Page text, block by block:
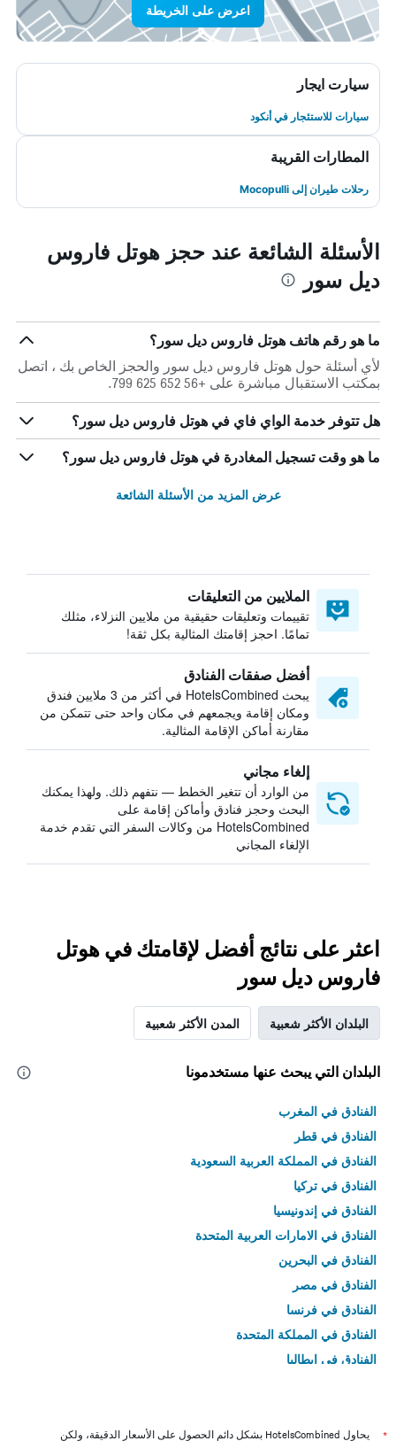
اعرض على الخريطة
سيارت ايجار
سيارات للاستئجار في أنكود
المطارات القريبة
رحلات طيران إلى Mocopulli
الأسئلة الشائعة عند حجز هوتل فاروس
ديل سور
ما هو رقم هاتف هوتل فاروس ديل سور؟
لأي أسئلة حول هوتل فاروس ديل سور والحجز الخاص بك ، اتصل
بمكتب الاستقبال مباشرة على +56 652 625 799.
هل تتوفر خدمة الواي فاي في هوتل فاروس ديل سور؟
ما هو وقت تسجيل المغادرة في هوتل فاروس ديل سور؟
عرض المزيد من الأسئلة الشائعة
الملايين من التعليقات
تقييمات وتعليقات حقيقية من ملايين النزلاء، مثلك
تمامًا. احجز إقامتك المثالية بكل ثقة!
أفضل صفقات الفنادق
يبحث HotelsCombined في أكثر من 3 ملايين فندق
ومكان إقامة ويجمعهم في مكان واحد حتى تتمكن من
مقارنة أماكن الإقامة المثالية.
إلغاء مجاني
من الوارد أن تتغير الخطط — نتفهم ذلك. ولهذا يمكنك
البحث وحجز فنادق وأماكن إقامة على
HotelsCombined من وكالات السفر التي تقدم خدمة
الإلغاء المجاني
اعثر على نتائج أفضل لإقامتك في هوتل
فاروس ديل سور
البلدان الأكثر شعبية المدن الأكثر شعبية
البلدان التي يبحث عنها مستخدمونا
الفنادق في المغرب
الفنادق في قطر
الفنادق في المملكة العربية السعودية
الفنادق في تركيا
الفنادق في إندونيسيا
الفنادق في الامارات العربية المتحدة
الفنادق في البحرين
الفنادق في مصر
الفنادق في فرنسا
الفنادق في المملكة المتحدة
الفنادق في إيطاليا
* يحاول HotelsCombined بشكل دائم الحصول على الأسعار الدقيقة، ولكن